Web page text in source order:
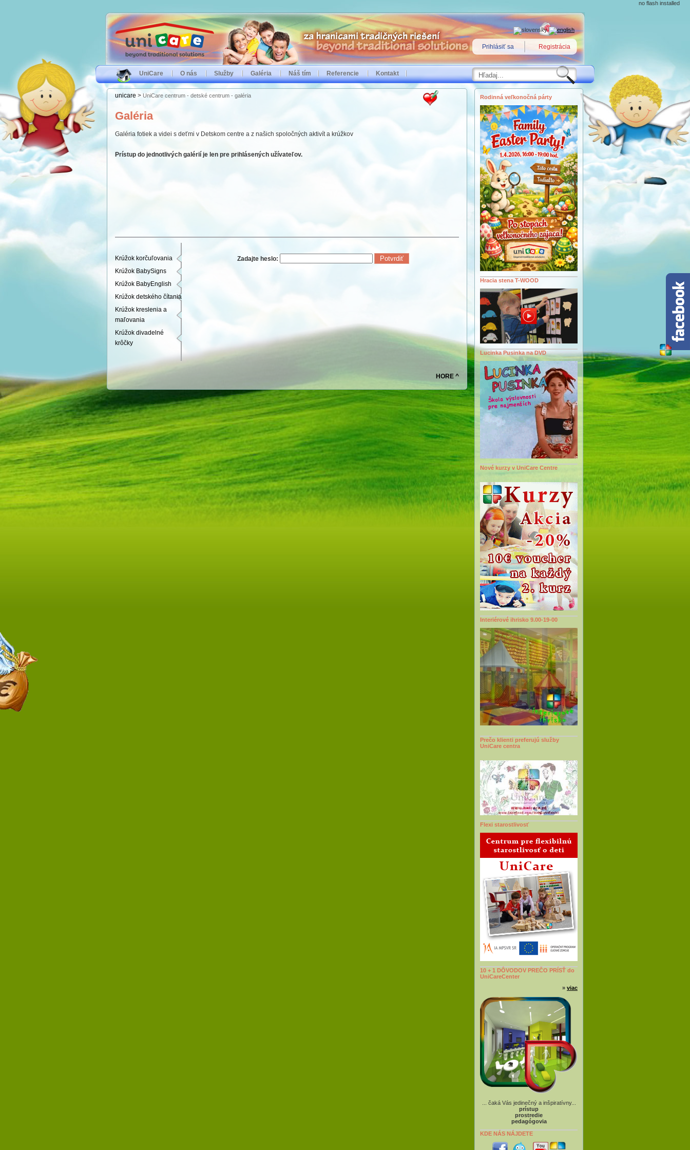
Prihlásiť sa Registrácia
UniCare O nás Služby Galéria Náš tím Referencie Kontakt
unicare > UniCare centrum - detské centrum - galéria
Galéria
Galéria fotiek a videi s deťmi v Detskom centre a z našich spoločných aktivít a krúžkov
Prístup do jednotlivých galérií je len pre prihlásených užívateľov.
Krúžok korčuľovania
Krúžok BabySigns
Krúžok BabyEnglish
Krúžok detského čítania
Krúžok kreslenia a
maľovania
Krúžok divadelné
krôčky
Zadajte heslo:
HORE ^
Rodinná veľkonočná párty
Hracia stena T-WOOD
Lucinka Pusinka na DVD
Nové kurzy v UniCare Centre
Interiérové ihrisko 9.00-19-00
Prečo klienti preferujú služby
UniCare centra
Flexi starostlivosť
10 + 1 DÔVODOV PREČO PRÍSŤ do
UniCareCenter
» viac
... čaká Vás jedinečný a inšpiratívny...
prístup
prostredie
pedagógovia
KDE NÁS NÁJDETE
no flash installed